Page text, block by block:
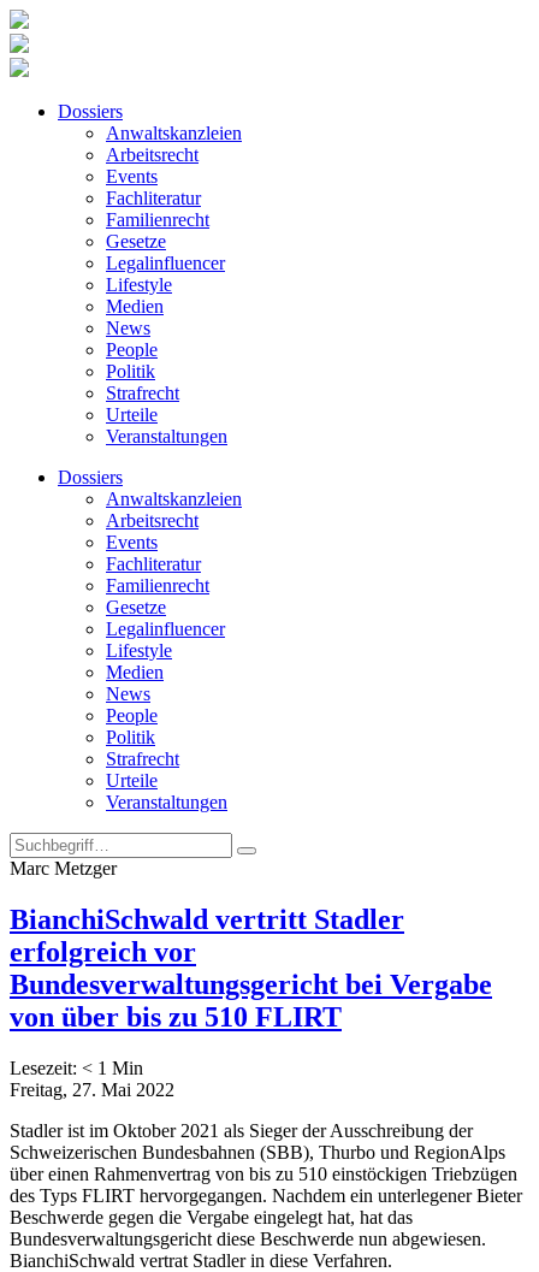
Dossiers
Anwaltskanzleien
Arbeitsrecht
Events
Fachliteratur
Familienrecht
Gesetze
Legalinfluencer
Lifestyle
Medien
News
People
Politik
Strafrecht
Urteile
Veranstaltungen
Dossiers
Anwaltskanzleien
Arbeitsrecht
Events
Fachliteratur
Familienrecht
Gesetze
Legalinfluencer
Lifestyle
Medien
News
People
Politik
Strafrecht
Urteile
Veranstaltungen
Marc Metzger
BianchiSchwald vertritt Stadler
erfolgreich vor
Bundesverwaltungsgericht bei Vergabe
von über bis zu 510 FLIRT
Lesezeit: < 1 Min
Freitag, 27. Mai 2022
Stadler ist im Oktober 2021 als Sieger der Ausschreibung der
Schweizerischen Bundesbahnen (SBB), Thurbo und RegionAlps
über einen Rahmenvertrag von bis zu 510 einstöckigen Triebzügen
des Typs FLIRT hervorgegangen. Nachdem ein unterlegener Bieter
Beschwerde gegen die Vergabe eingelegt hat, hat das
Bundesverwaltungsgericht diese Beschwerde nun abgewiesen.
BianchiSchwald vertrat Stadler in diese Verfahren.